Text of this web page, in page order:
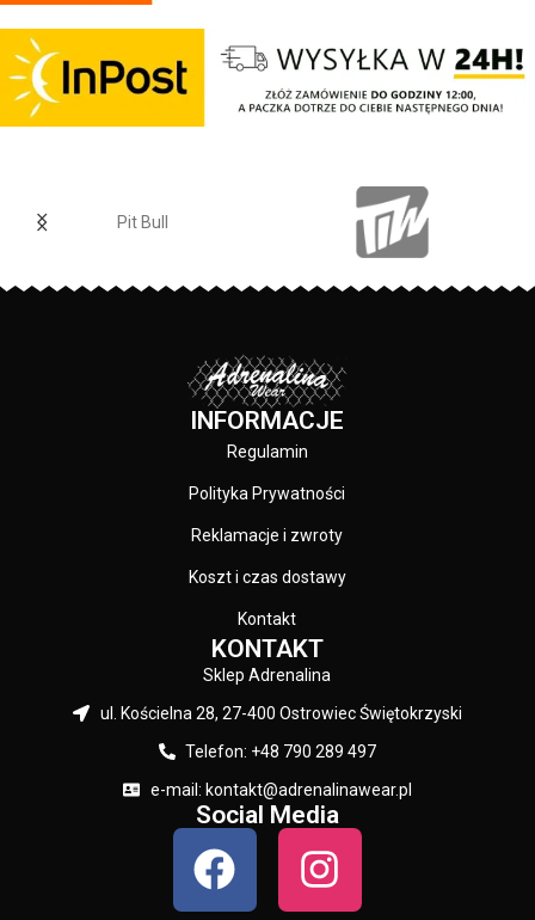
karku chroniąca przed otarciami -
silikonowa kwadratowa naszywka
na lewym rękawie z logo marki Pit
Bull - duży nadruk na plecach oraz
trwałe - skład materiału: 80%
PRODUCENT: Pit Bull
Granatowy
metalowym wykończeniem -
ściągacze rękawów posiadają
otwory na kciuki - lamówka przy
karku chroniąca przed otarciami -
przednia kieszeń typu kangurka -
wysokiej jakości nieścieralne
nadruki wykonane specjalistyczną
technologią sitodruku - skład
materiału: 80% bawełna / 20%
KOLOR:
INFORMACJE
Regulamin
Polityka Prywatności
Reklamacje i zwroty
Koszt i czas dostawy
Kontakt
KONTAKT
Sklep Adrenalina
ul. Kościelna 28, 27-400 Ostrowiec Świętokrzyski
Telefon: +48 790 289 497
e-mail: kontakt@adrenalinawear.pl
Social Media